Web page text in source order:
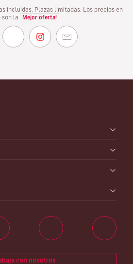
incluidas. Plazas limitadas. Los precios en
son la
Mejor oferta!
con nosotros